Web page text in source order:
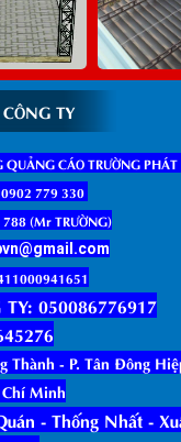
TY
CÁO TRƯỜNG PHÁT
779 330
(Mr TRƯỜNG)
TY: 050086776917
Thành - P. Tân Đông
Minh
- Thống Nhất - Xu